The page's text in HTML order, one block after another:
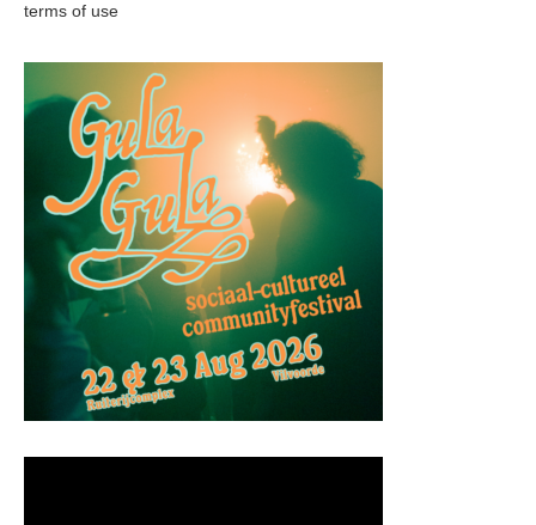
terms of use